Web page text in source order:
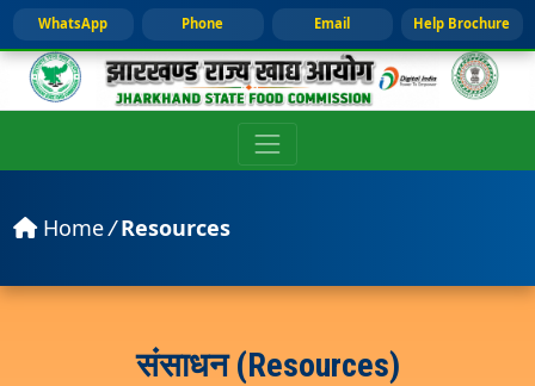
WhatsApp Phone Email Help Brochure
Home/ Resources
संसाधन (Resources)